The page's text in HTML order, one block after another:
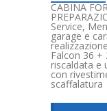
CABINA
Service,
garage e
Falcon 36 +
riscaldata e
con
scaffalatura